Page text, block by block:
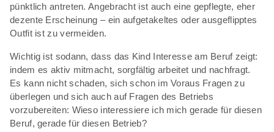
pünktlich antreten. Angebracht ist auch eine gepflegte, eher
dezente Erscheinung – ein aufgetakeltes oder ausgeflipptes
Outfit ist zu vermeiden.
Wichtig ist sodann, dass das Kind Interesse am Beruf zeigt:
indem es aktiv mitmacht, sorgfältig arbeitet und nachfragt.
Es kann nicht schaden, sich schon im Voraus Fragen zu
überlegen und sich auch auf Fragen des Betriebs
vorzubereiten: Wieso interessiere ich mich gerade für diesen
Beruf, gerade für diesen Betrieb?